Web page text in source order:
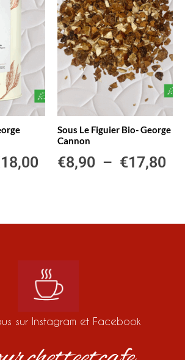
18,00
Sous Le Figuier Bio- George
Cannon
€8,90 – €17,80
sur Instagram et Facebook